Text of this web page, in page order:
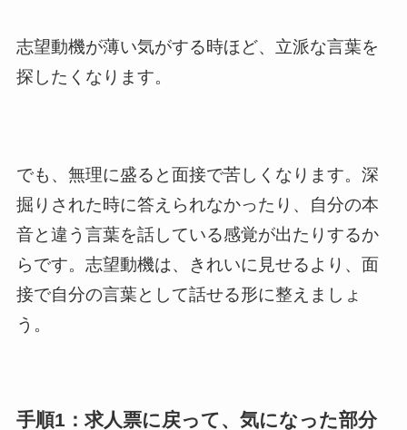
志望動機が薄い気がする時ほど、立派な言葉を
探したくなります。
でも、無理に盛ると面接で苦しくなります。深
掘りされた時に答えられなかったり、自分の本
音と違う言葉を話している感覚が出たりするか
らです。志望動機は、きれいに見せるより、面
接で自分の言葉として話せる形に整えましょ
う。
手順1：求人票に戻って、気になった部分